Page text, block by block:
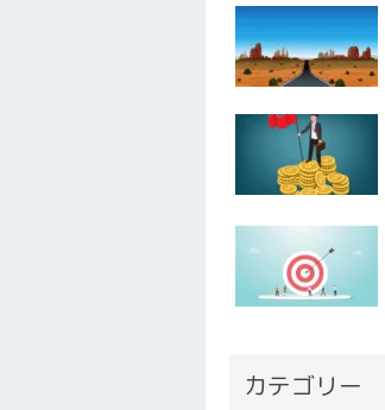
カテゴリー